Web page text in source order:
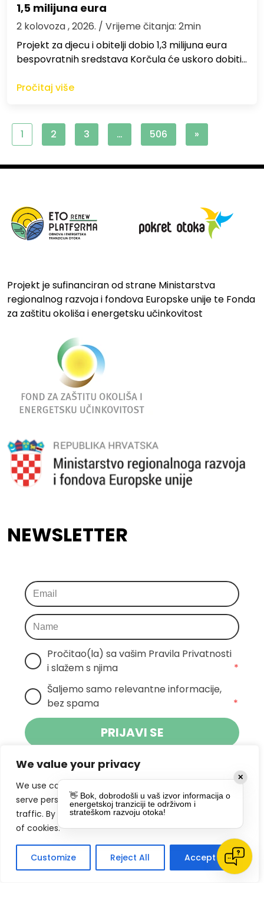
We value your privacy
We use cookies to enhance your browsing experience,
serve personalized ads or content, and analyze our
traffic. By clicking "Accept All", you consent to our use
of cookies.
Customize Reject All Accept All
1,5 milijuna eura
2 kolovoza , 2026. / Vrijeme čitanja: 2min
Projekt za djecu i obitelji dobio 1,3 milijuna eura
bespovratnih sredstava Korčula će uskoro dobiti…
Pročitaj više
1 2 3 … 506 »
Projekt je sufinanciran od strane Ministarstva
regionalnog razvoja i fondova Europske unije te Fonda
za zaštitu okoliša i energetsku učinkovitost
NEWSLETTER
Pročitao(la) sa vašim Pravila Privatnosti
i slažem s njima
*
Šaljemo samo relevantne informacije,
bez spama
*
PRIJAVI SE
Klikom na gumb dajete suglasnost za
primanje novosti Pokreta Otoka te se
slažete spolitikom privatnosti.
DRUŠTVENE MREŽE
✕
👋 Bok, dobrodošli u vaš izvor informacija o
energetskoj tranziciji te održivom i
strateškom razvoju otoka!